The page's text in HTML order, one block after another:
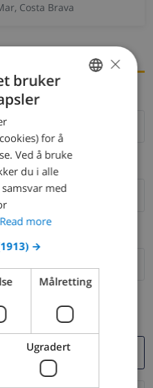
Costa Brava
fungerer.
SPANISH
GERMAN
CATALAN
NORWEGIAN
×
bruker
for å
Ved å bruke
du i alle
med
Read more
→
Målretting
Ugradert